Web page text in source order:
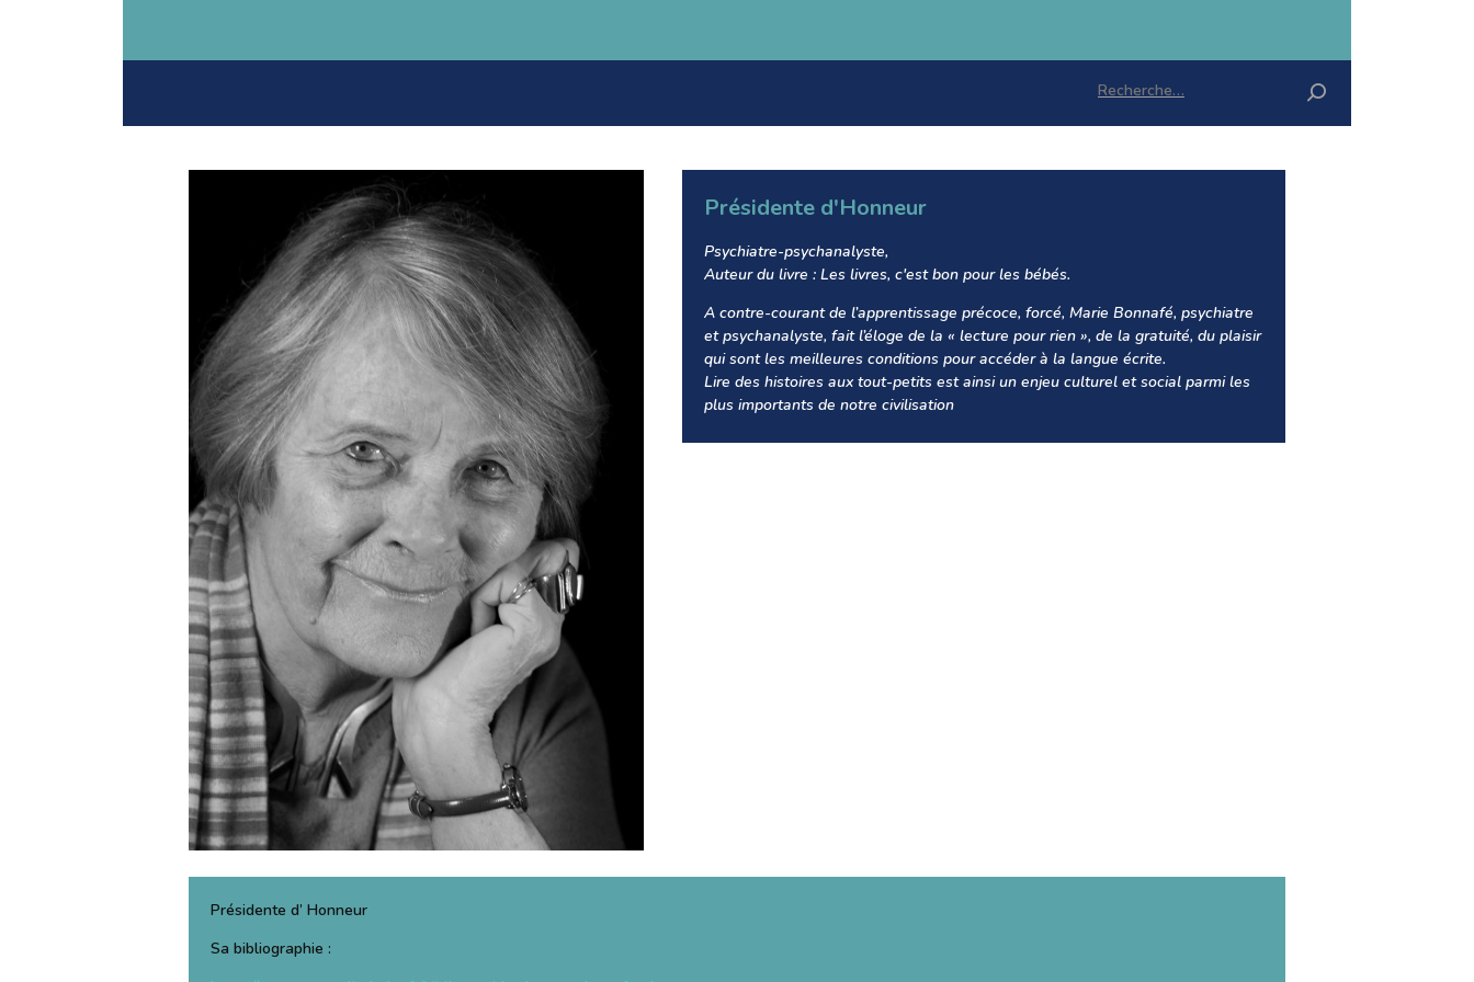
Présidente d'Honneur
Psychiatre-psychanalyste,
Auteur du livre : Les livres, c'est bon pour les bébés.
A contre-courant de l’apprentissage précoce, forcé, Marie Bonnafé, psychiatre
et psychanalyste, fait l’éloge de la « lecture pour rien », de la gratuité, du plaisir
qui sont les meilleures conditions pour accéder à la langue écrite.
Lire des histoires aux tout-petits est ainsi un enjeu culturel et social parmi les
plus importants de notre civilisation
Présidente d’ Honneur
Sa bibliographie :